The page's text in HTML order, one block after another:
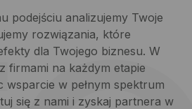
podejściu analizujemy Twoje
rozwiązania, które
dla Twojego biznesu. W
firmami na każdym etapie
wsparcie w pełnym spektrum
się z nami i zyskaj partnera w